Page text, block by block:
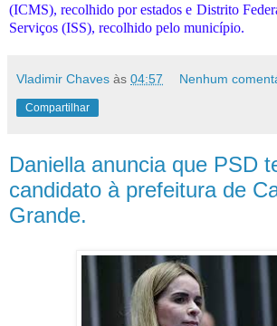
(ICMS), recolhido por estados e Distrito
Serviços (ISS), recolhido pelo município.
Vladimir Chaves às 04:57 Nenhum
Compartilhar
Daniella anuncia que PSD
candidato à prefeitura de
Grande.